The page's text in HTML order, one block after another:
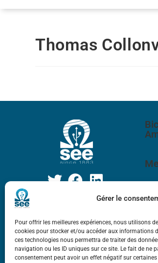
Gérer le
Pour offrir les meilleures expériences, nous utilisons
cookies pour stocker et/ou accéder aux informations
ces technologies nous permettra de traiter des
navigation ou les ID uniques sur ce site. Le fait de ne
consentement peut avoir un effet négatif sur
Thomas